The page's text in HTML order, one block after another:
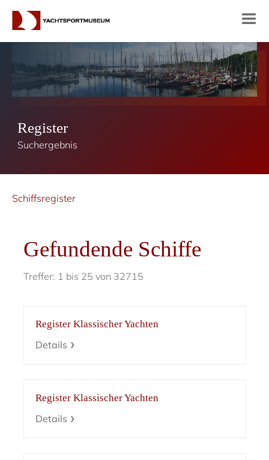
Register
Suchergebnis
Schiffsregister
Gefundende Schiffe
Treffer: 1 bis 25 von 32715
Register Klassischer Yachten
Details
Register Klassischer Yachten
Details